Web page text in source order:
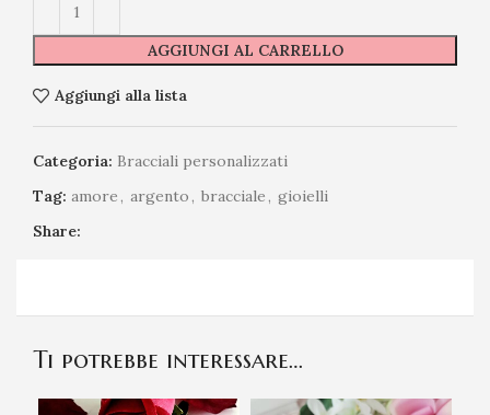
AGGIUNGI AL CARRELLO
Aggiungi alla lista
Categoria: Bracciali personalizzati
Tag: amore, argento, bracciale, gioielli
Share:
Ti potrebbe interessare…